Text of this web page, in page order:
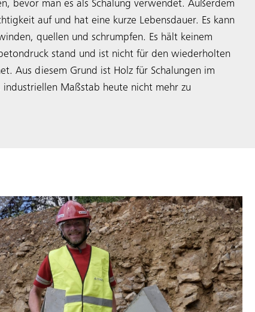
bevor man es als Schalung verwendet. Außerdem
auf und hat eine kurze Lebensdauer. Es kann
quellen und schrumpfen. Es hält keinem
stand und ist nicht für den wiederholten
Aus diesem Grund ist Holz für Schalungen im
Maßstab heute nicht mehr zu